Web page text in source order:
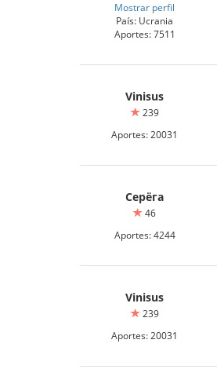
Mostrar perfil
País: Ucrania
Aportes: 7511
Vinisus
239
Aportes: 20031
Серёга
46
Aportes: 4244
Vinisus
239
Aportes: 20031